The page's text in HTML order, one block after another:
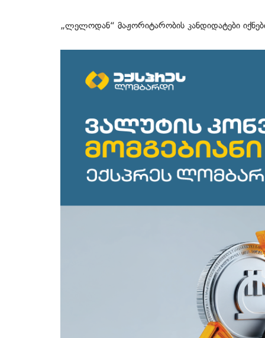
„ლელოდან“ მაჟორიტარობის კანდიდატები